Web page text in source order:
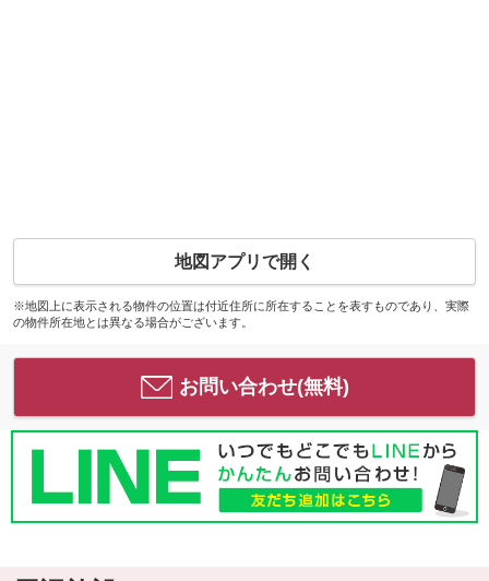
地図アプリで開く
※地図上に表示される物件の位置は付近住所に所在することを表すものであり、実際
の物件所在地とは異なる場合がございます。
お問い合わせ(無料)